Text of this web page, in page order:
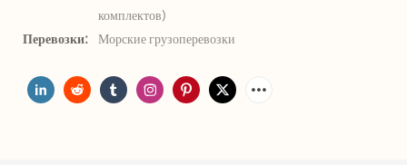
комплектов)
Перевозки:
Морские грузоперевозки